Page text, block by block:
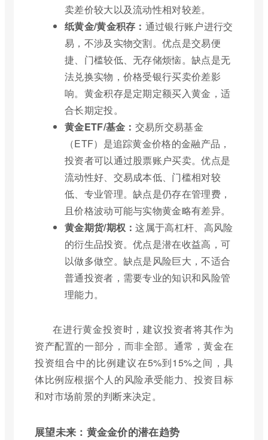
卖差价较大以及流动性相对较差。
纸黄金/黄金积存： 通过银行账户进行交
易，不涉及实物交割。优点是交易便
捷、门槛较低、无存储烦恼。缺点是无
法兑换实物，价格受银行买卖价差影
响。黄金积存是定期定额买入黄金，适
合长期定投。
黄金ETF/基金： 交易所交易基金
（ETF）是追踪黄金价格的金融产品，
投资者可以通过股票账户买卖。优点是
流动性好、交易成本低、门槛相对较
低、专业管理。缺点是仍存在管理费，
且价格波动可能与实物黄金略有差异。
黄金期货/期权：这属于高杠杆、高风险
的衍生品投资。优点是潜在收益高，可
以做多做空。缺点是风险巨大，不适合
普通投资者，需要专业的知识和风险管
理能力。
在进行黄金投资时，建议投资者将其作为
资产配置的一部分，而非全部。通常，黄金在
投资组合中的比例建议在5%到15%之间，具
体比例应根据个人的风险承受能力、投资目标
和对市场前景的判断来决定。
展望未来：黄金金价的潜在趋势